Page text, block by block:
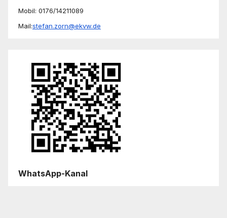
Mobil: 0176/14211089
Mail:stefan.zorn@ekvw.de
WhatsApp-Kanal